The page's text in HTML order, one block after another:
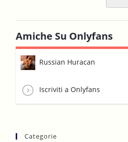
Amiche Su Onlyfans
Russian Huracan
Iscriviti a Onlyfans
Categorie